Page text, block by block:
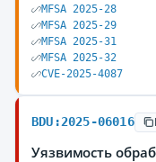
MFSA 2025-28
MFSA 2025-29
MFSA 2025-31
MFSA 2025-32
CVE-2025-4087
BDU:2025-06016
Уязвимость